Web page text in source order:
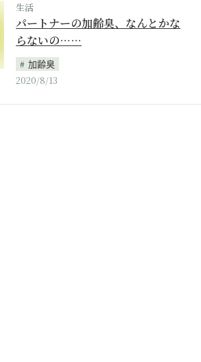
生活
パートナーの加齢臭、なんとかな
らないの……
加齢臭
2020/8/13